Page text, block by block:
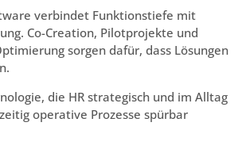
verbindet Funktionstiefe mit
Co-Creation, Pilotprojekte und
sorgen dafür, dass Lösungen
die HR strategisch und im Alltag
operative Prozesse spürbar